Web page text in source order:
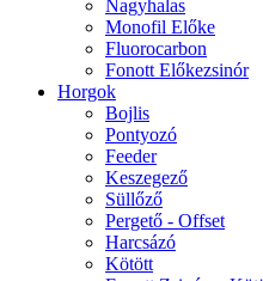
Nagyhalas
Monofil Előke
Fluorocarbon
Fonott Előkezsinór
Horgok
Bojlis
Pontyozó
Feeder
Keszegező
Süllőző
Pergető - Offset
Harcsázó
Kötött